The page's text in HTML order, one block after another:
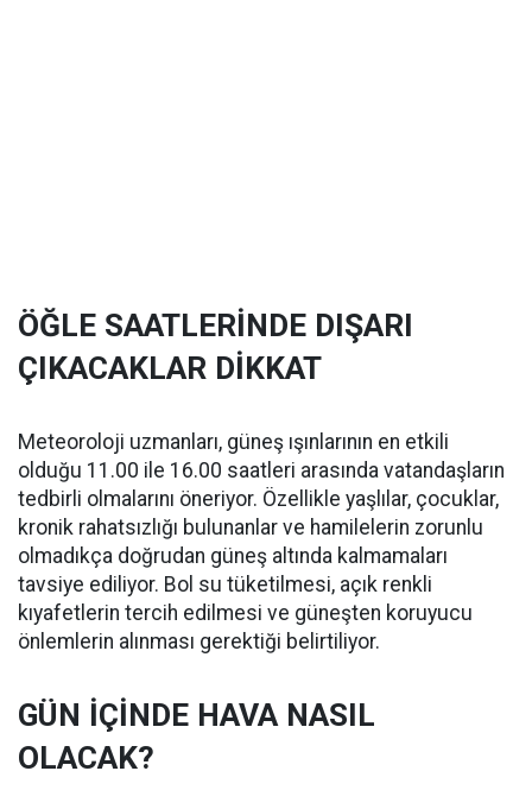
ÖĞLE SAATLERİNDE DIŞARI
ÇIKACAKLAR DİKKAT
Meteoroloji uzmanları, güneş ışınlarının en etkili
olduğu 11.00 ile 16.00 saatleri arasında vatandaşların
tedbirli olmalarını öneriyor. Özellikle yaşlılar, çocuklar,
kronik rahatsızlığı bulunanlar ve hamilelerin zorunlu
olmadıkça doğrudan güneş altında kalmamaları
tavsiye ediliyor. Bol su tüketilmesi, açık renkli
kıyafetlerin tercih edilmesi ve güneşten koruyucu
önlemlerin alınması gerektiği belirtiliyor.
GÜN İÇİNDE HAVA NASIL
OLACAK?